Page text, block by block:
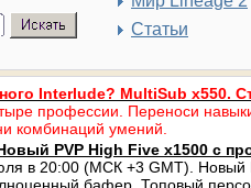
Статьи
Interlude? MultiSub x550.
профессии. Переноси
комбинаций умений.
PVP High Five x1500 с
в 20:00 (МСК +3 GMT). Новый